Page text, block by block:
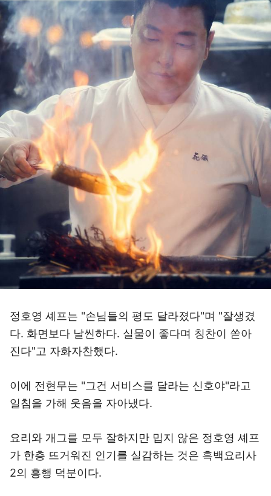
정호영 셰프는 "손님들의 평도 달라졌다"며 "잘생겼
다. 화면보다 날씬하다. 실물이 좋다며 칭찬이 쏟아
진다"고 자화자찬했다.
이에 전현무는 "그건 서비스를 달라는 신호야"라고
일침을 가해 웃음을 자아냈다.
요리와 개그를 모두 잘하지만 밉지 않은 정호영 셰프
가 한층 뜨거워진 인기를 실감하는 것은 흑백요리사
2의 흥행 덕분이다.